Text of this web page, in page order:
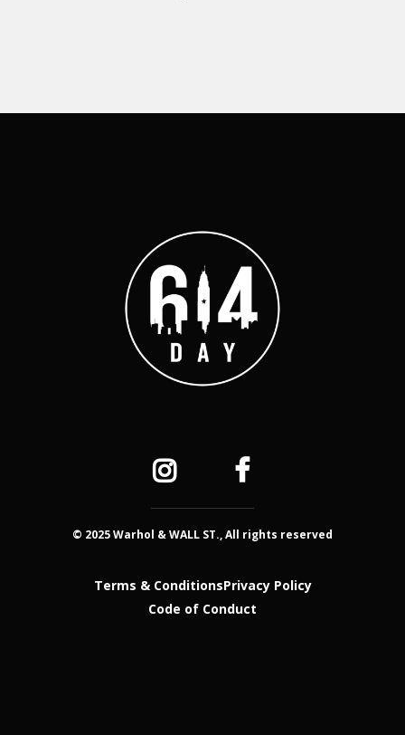
© 2025 Warhol & WALL ST., All rights reserved
Terms & ConditionsPrivacy Policy
Code of Conduct